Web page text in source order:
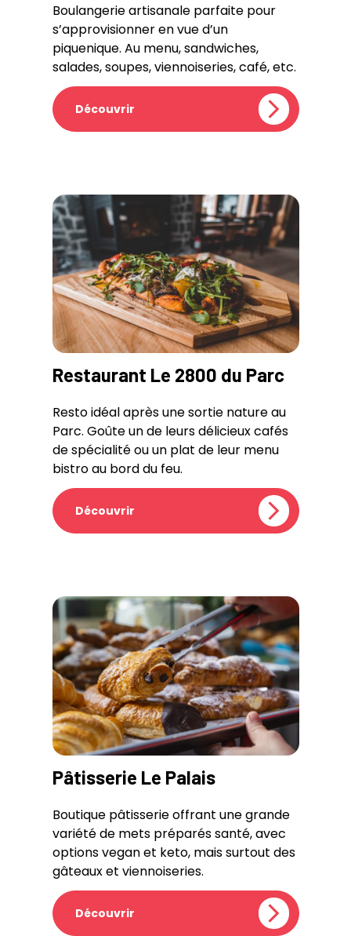
Boulangerie artisanale parfaite pour
s’approvisionner en vue d’un
piquenique. Au menu, sandwiches,
salades, soupes, viennoiseries, café, etc.
Découvrir
Restaurant Le 2800 du Parc
Resto idéal après une sortie nature au
Parc. Goûte un de leurs délicieux cafés
de spécialité ou un plat de leur menu
bistro au bord du feu.
Découvrir
Pâtisserie Le Palais
Boutique pâtisserie offrant une grande
variété de mets préparés santé, avec
options vegan et keto, mais surtout des
gâteaux et viennoiseries.
Découvrir